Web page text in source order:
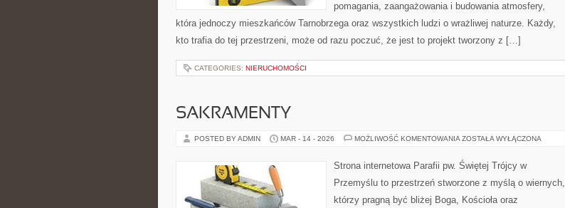
pomagania, zaangażowania i budowania atmosfery,
która jednoczy mieszkańców Tarnobrzega oraz wszystkich ludzi o wrażliwej naturze. Każdy,
kto trafia do tej przestrzeni, może od razu poczuć, że jest to projekt tworzony z […]
CATEGORIES: NIERUCHOMOŚCI
SAKRAMENTY
POSTED BY ADMIN MAR - 14 - 2026 MOŻLIWOŚĆ KOMENTOWANIA SAKRAMENTY
ZOSTAŁA WYŁĄCZONA
Strona internetowa Parafii pw. Świętej Trójcy w
Przemyślu to przestrzeń stworzone z myślą o wiernych,
którzy pragną być bliżej Boga, Kościoła oraz